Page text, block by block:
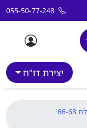
055-50-77-248
יצירת דו"ח
68